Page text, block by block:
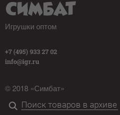
Игрушки оптом
+7 (495) 933 27 02
info@igr.ru
© 2018 «Симбат»